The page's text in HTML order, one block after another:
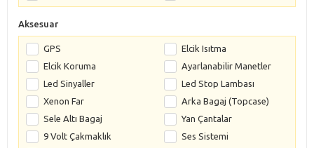
Aksesuar
GPS
Elcik Isıtma
Elcik Koruma
Ayarlanabilir Manetler
Led Sinyaller
Led Stop Lambası
Xenon Far
Arka Bagaj (Topcase)
Sele Altı Bagaj
Yan Çantalar
9 Volt Çakmaklık
Ses Sistemi